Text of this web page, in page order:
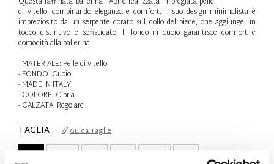
di vitello, combinando eleganza e comfort. Il suo design minimalista è
impreziosito da un serpente dorato sul collo del piede, che aggiunge un
tocco distintivo e sofisticato. Il fondo in cuoio garantisce comfort e
comodità alla ballerina.
- MATERIALE: Pelle di vitello
- FONDO: Cuoio
- MADE IN ITALY
- COLORE: Cipria
- CALZATA: Regolare
TAGLIA Guida Taglie
36